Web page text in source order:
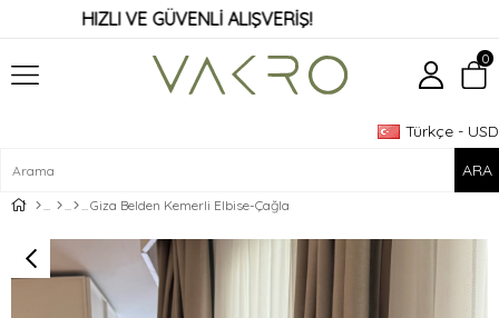
HIZLI VE GÜVENLİ ALIŞVERİŞ!
Türkçe - USD
0
Giza Belden Kemerli Elbise-Çağla